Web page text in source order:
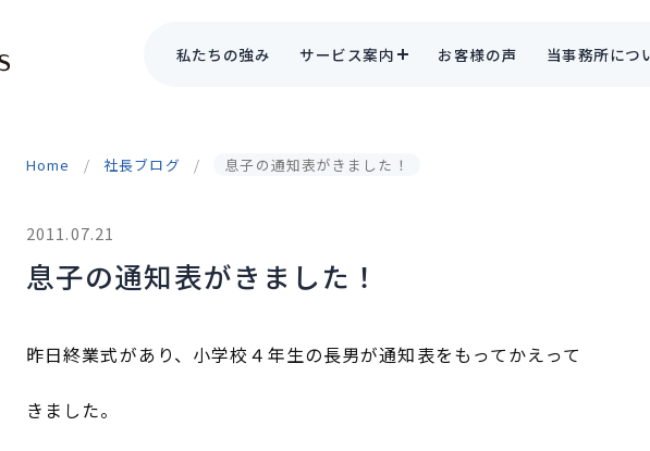
私たちの強み サービス案内 お客様の声 当事務所につ
Home 社長ブログ 息子の通知表がきました！
2011.07.21
息子の通知表がきました！
昨日終業式があり、小学校４年生の長男が通知表をもってかえって
きました。